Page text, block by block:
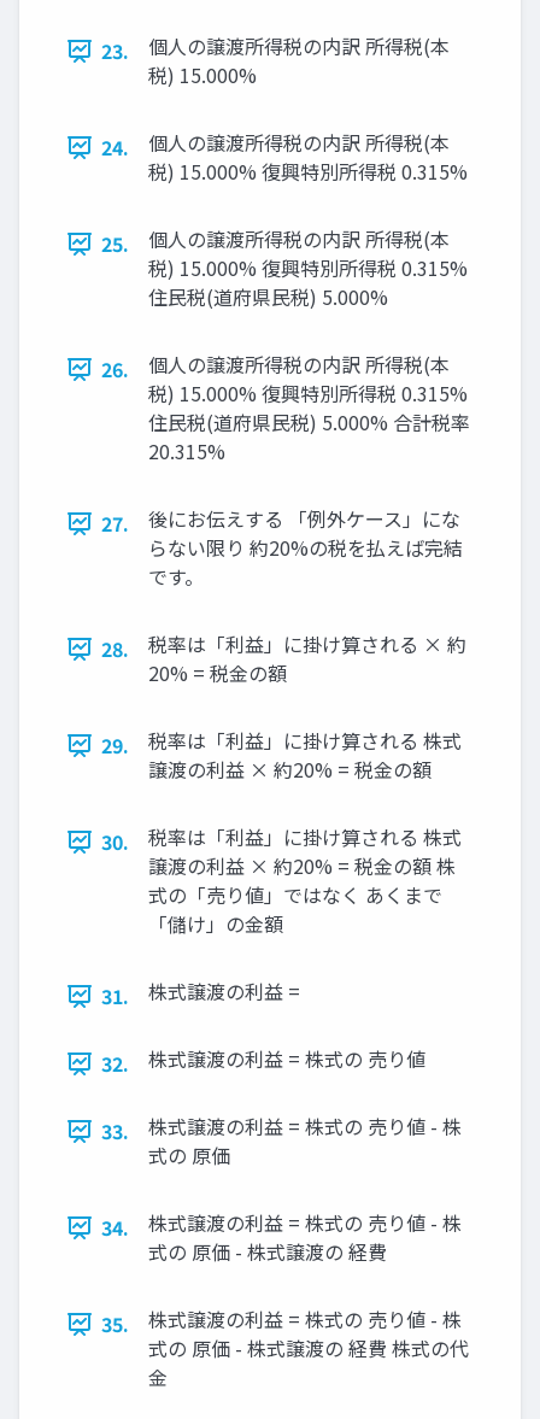
23.
個人の譲渡所得税の内訳 所得税(本
税) 15.000%
24.
個人の譲渡所得税の内訳 所得税(本
税) 15.000% 復興特別所得税 0.315%
25.
個人の譲渡所得税の内訳 所得税(本
税) 15.000% 復興特別所得税 0.315%
住民税(道府県民税) 5.000%
26.
個人の譲渡所得税の内訳 所得税(本
税) 15.000% 復興特別所得税 0.315%
住民税(道府県民税) 5.000% 合計税率
20.315%
27.
後にお伝えする 「例外ケース」にな
らない限り 約20%の税を払えば完結
です。
28.
税率は「利益」に掛け算される × 約
20% = 税金の額
29.
税率は「利益」に掛け算される 株式
譲渡の利益 × 約20% = 税金の額
30.
税率は「利益」に掛け算される 株式
譲渡の利益 × 約20% = 税金の額 株
式の「売り値」ではなく あくまで
「儲け」の金額
31. 株式譲渡の利益 =
32. 株式譲渡の利益 = 株式の 売り値
33.
株式譲渡の利益 = 株式の 売り値 - 株
式の 原価
34.
株式譲渡の利益 = 株式の 売り値 - 株
式の 原価 - 株式譲渡の 経費
35.
株式譲渡の利益 = 株式の 売り値 - 株
式の 原価 - 株式譲渡の 経費 株式の代
金